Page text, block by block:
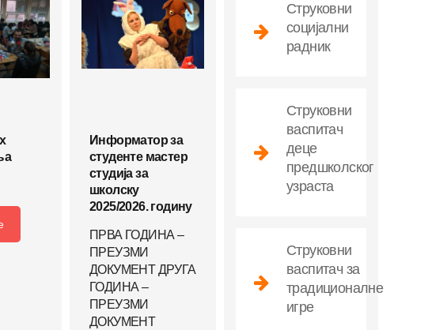
Информатор за
студенте мастер
студија за
школску
2025/2026. годину
ПРВА ГОДИНА –
ПРЕУЗМИ
ДОКУМЕНТ ДРУГА
ГОДИНА –
ПРЕУЗМИ
ДОКУМЕНТ
Струковни
социјални
радник
Струковни
васпитач
деце
предшколског
узраста
Струковни
васпитач за
традиционалне
игре